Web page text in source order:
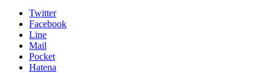
Twitter
Facebook
Line
Mail
Pocket
Hatena